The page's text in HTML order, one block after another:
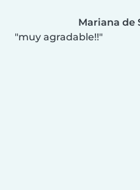
Mariana de
muy agradable!!